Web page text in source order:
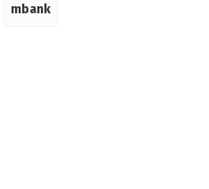
mbank